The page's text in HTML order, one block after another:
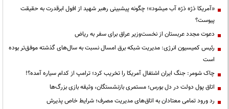
«آمریکا ذرّه ذرّه آب میشود»؛ چگونه پیشبینی رهبر شهید از افول ابرقدرت به حقیقت
پیوست؟
دعوت مجدد عربستان از نخست‌وزیر عراق برای سفر به ریاض
رئیس کمیسیون انرژی: مدیریت شبکه برق امسال نسبت به سال‌های گذشته موفق‌تر بوده
است
چاک شومر: جنگ ایران اشتغال آمریکا را تخریب کرد؛ ترامپ از کدام سیاره آمده؟!
اتاق پول دولت در دل بورس؛ مستمری بازنشستگان، وثیقه بازی بزرگ‌ها
رد ورود تمامی معتادان به اتاق‌های مدیریت مصرف؛ شرایط خاص پذیرش